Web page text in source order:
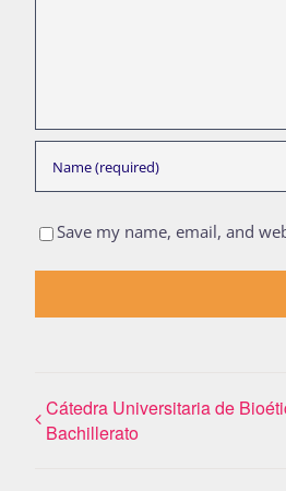
Save my name, email, and
Cátedra Universitaria de
Bachillerato